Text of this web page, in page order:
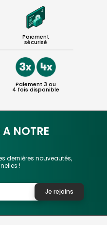
Paiement
sécurisé
Paiement 3 ou
4 fois disponible
NOTRE
dernières nouveautés,
!
Je rejoins